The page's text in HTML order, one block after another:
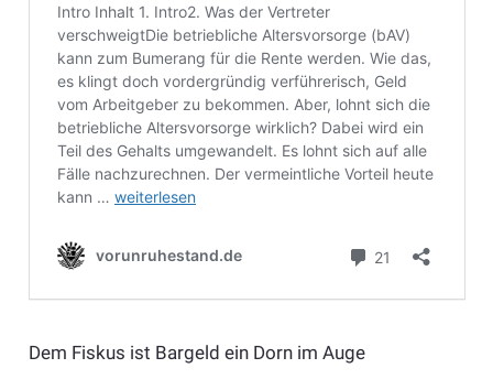
Dem Fiskus ist Bargeld ein Dorn im Auge